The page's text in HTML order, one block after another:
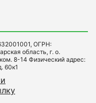
ОГРН:
область, г. о.
8-14 Физический адрес:
60к1